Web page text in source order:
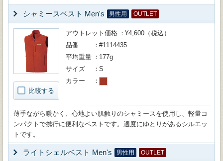
シャミースベスト Men's 男性用 OUTLET
比較する
アウトレット価格
¥4,600（税込）
品番
#1114435
平均重量
177g
サイズ
S
カラー
薄手ながら暖かく、心地よい肌触りのシャミースを使用し、軽量コ
ンパクトで携行に便利なベストです。適度にゆとりがあるシルエッ
トです。
ライトシェルベスト Men's 男性用 OUTLET